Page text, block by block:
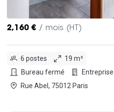
2,160 € / mois (HT)
6 postes
19 m²
Bureau fermé
Entreprise
Rue Abel, 75012 Paris